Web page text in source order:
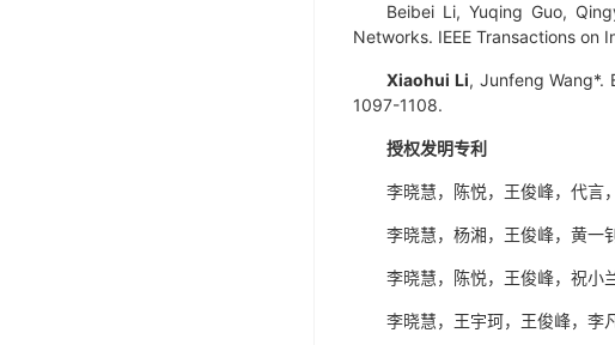
Beibei Li, Yuqing Guo,
Networks. IEEE Transactions on
Xiaohui Li, Junfeng Wang*.
1097-1108.
授权发明专利
李晓慧，陈悦，王俊峰，代
李晓慧，杨湘，王俊峰，黄
李晓慧，陈悦，王俊峰，祝
李晓慧，王宇珂，王俊峰，